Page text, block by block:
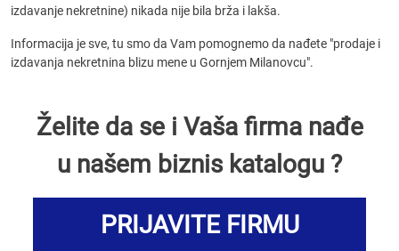
izdavanje nekretnine) nikada nije bila brža i lakša.
Informacija je sve, tu smo da Vam pomognemo da nađete "prodaje i
izdavanja nekretnina blizu mene u Gornjem Milanovcu".
Želite da se i Vaša firma nađe
u našem biznis katalogu ?
PRIJAVITE FIRMU